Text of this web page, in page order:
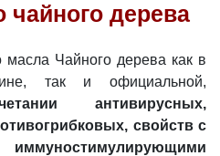
дерева
масла Чайного дерева как в
так и официальной,
антивирусных,
свойств с